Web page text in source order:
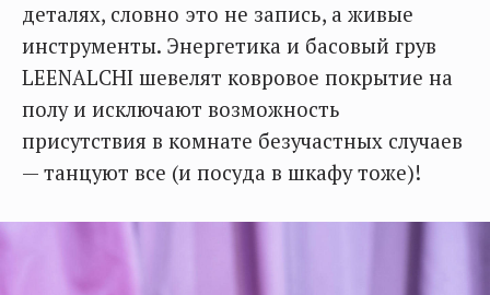
деталях, словно это не запись, а живые
инструменты. Энергетика и басовый грув
LEENALCHI шевелят ковровое покрытие на
полу и исключают возможность
присутствия в комнате безучастных случаев
— танцуют все (и посуда в шкафу тоже)!